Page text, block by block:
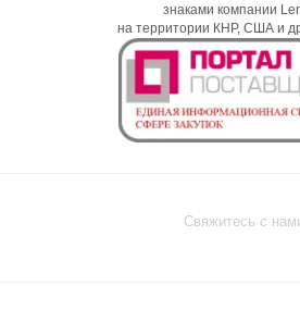
знаками компании
на территории КНР, США и
Свяжитесь с